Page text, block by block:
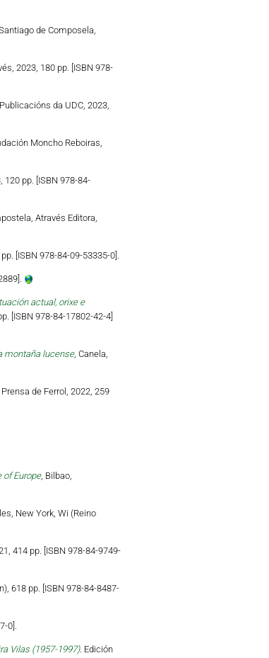
de Composela,
2023, 180 pp. [ISBN 978-
da UDC, 2023,
Moncho Reboiras,
pp. [ISBN 978-84-
Através Editora,
[ISBN 978-84-09-53335-0].
actual, orixe e
[ISBN 978-84-17802-42-4]
montaña lucense, Canela,
de Ferrol, 2022, 259
Europe, Bilbao,
New York, Wi (Reino
414 pp. [ISBN 978-84-9749-
618 pp. [ISBN 978-84-8487-
0].
Vilas (1957-1997). Edición